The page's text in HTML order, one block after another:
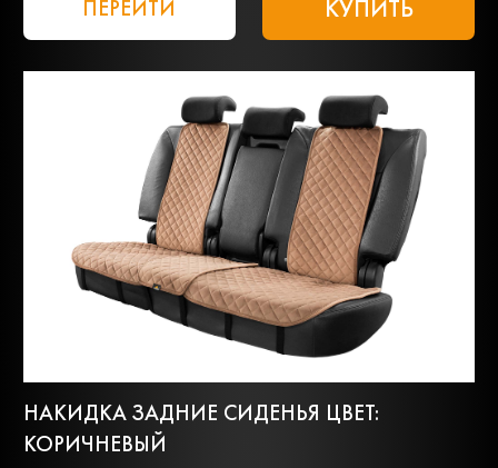
ПЕРЕЙТИ КУПИТЬ
НАКИДКА ЗАДНИЕ СИДЕНЬЯ ЦВЕТ:
КОРИЧНЕВЫЙ